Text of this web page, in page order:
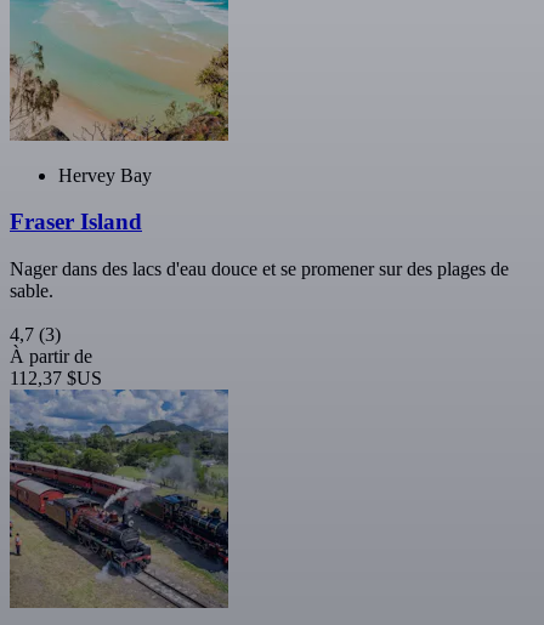
Hervey Bay
Fraser Island
Nager dans des lacs d'eau douce et se promener sur des plages de
sable.
4,7 (3)
À partir de
112,37 $US